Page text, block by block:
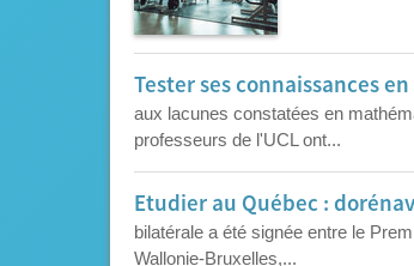
Tester ses connaissances
aux lacunes constatées en
professeurs de l'UCL ont...
Etudier au Québec :
bilatérale a été signée entre le
Wallonie-Bruxelles,...